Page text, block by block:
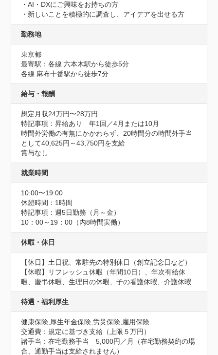
・AI・DXにご興味をお持ちの方
・新しいことを積極的に調査し、アイデアを出せる方
勤務地
東京都
最寄駅：各線 六本木駅から徒歩5分
各線 麻布十番駅から徒歩7分
給与・報酬
想定月収24万円〜28万円
特記事項：昇給あり　年1回／4月または10月
時間外労働の有無にかかわらず、20時間分の時間外手当
として40,625円～43,750円を支給
賞与なし
就業時間
10:00〜19:00
休憩時間：1時間
特記事項：週5日勤務（月～金）
10：00～19：00（内8時間実働）
休暇・休日
【休日】土日祝、常駐先の特別休日（創立記念日など）
【休暇】リフレッシュ休暇（年間10日）、年次有給休
暇、慶弔休暇、生理日の休暇、子の看護休暇、介護休暇
待遇・福利厚生
健康保険,厚生年金保険,労災保険,雇用保険
交通費：規定に基づき支給（上限５万円）
諸手当：在宅勤務手当　5,000円／月（在宅勤務契約の場
合、通勤手当は支給されません）